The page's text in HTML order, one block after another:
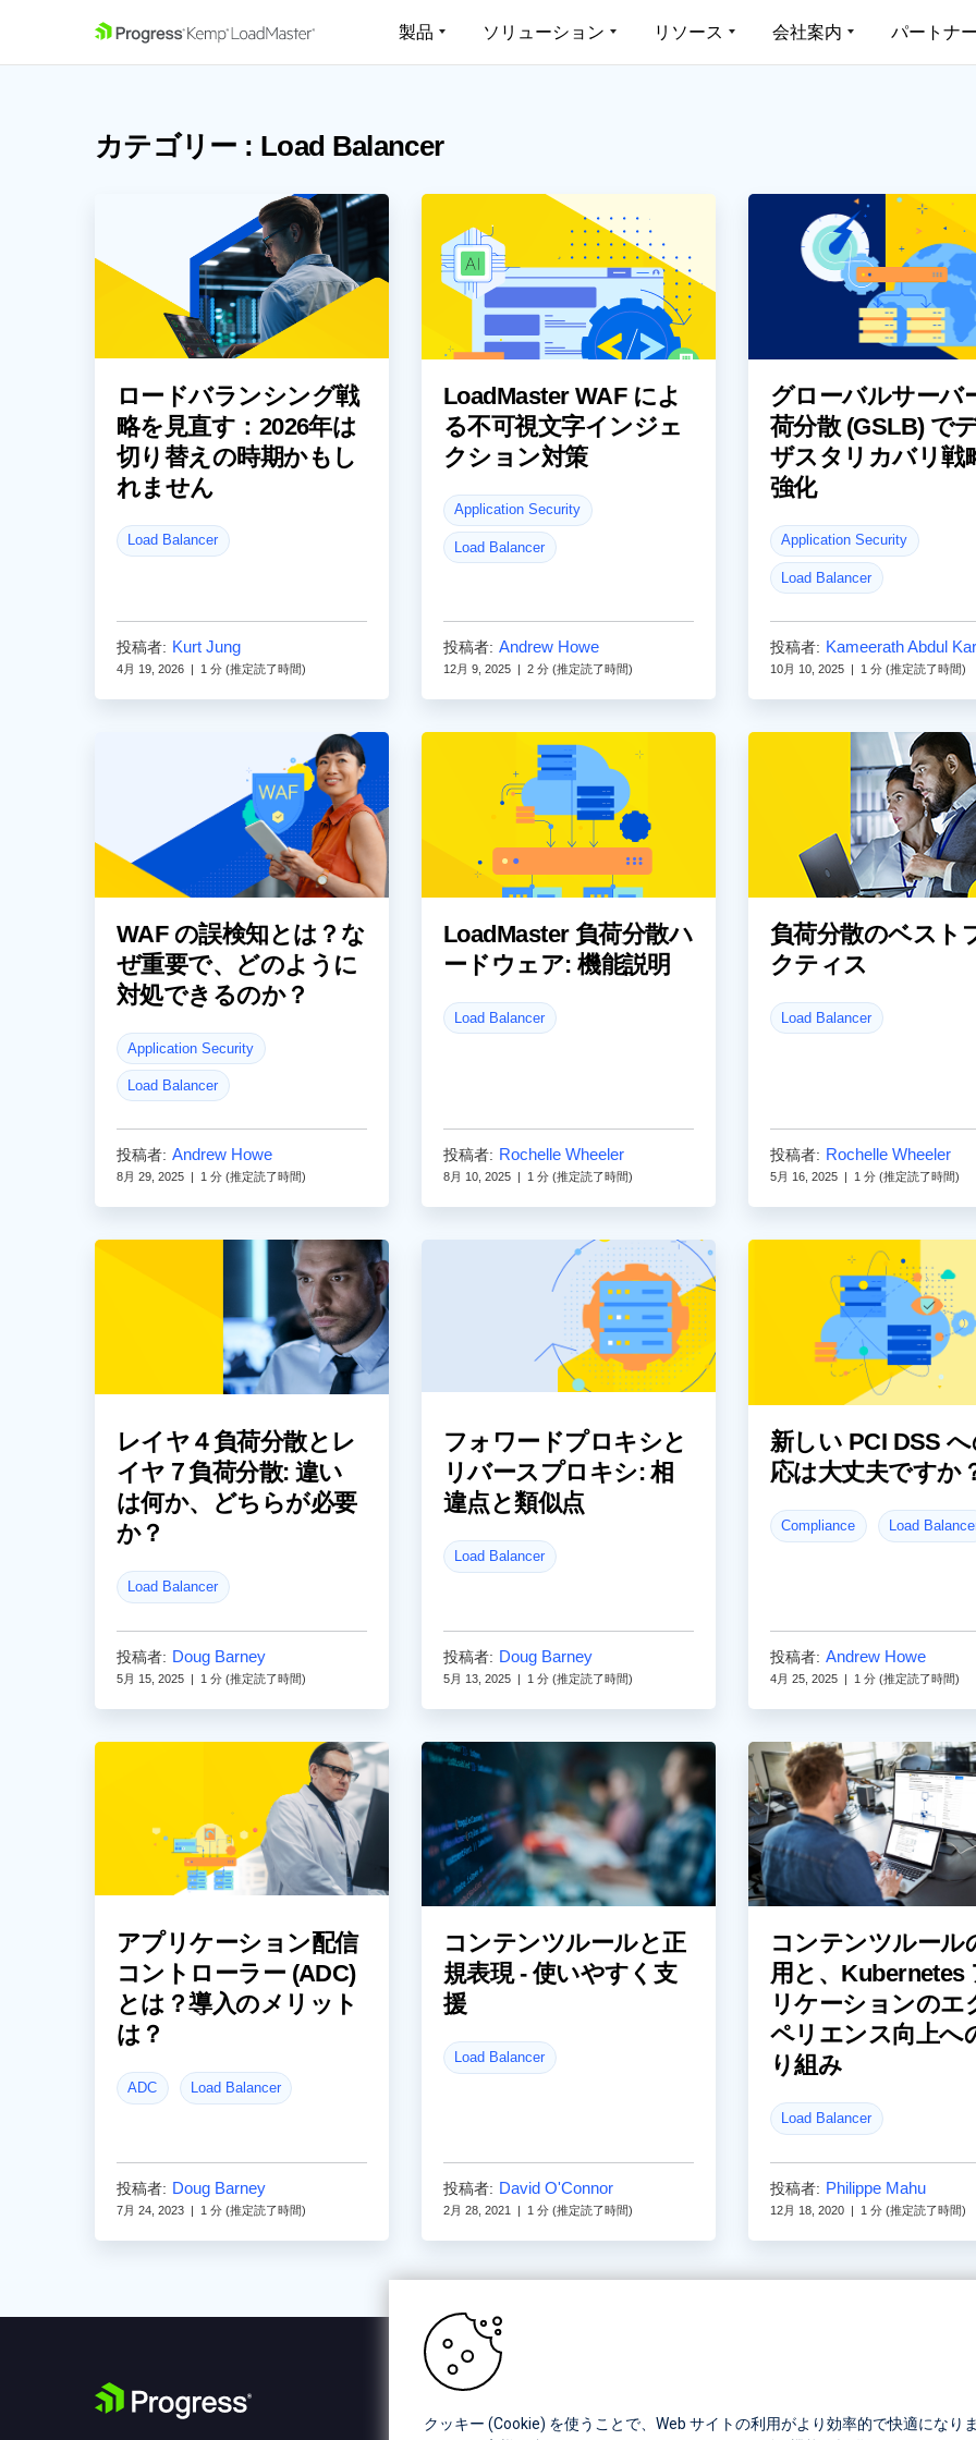
SKIP NAVIGATION 製品
荷分散ハードウェア
仮想 LoadMaster
アプリケーション常時稼働のための仮想環境
向け高性能負荷分散
クラウド LoadMaster
スケーラブルで信頼性の高いクラウドネイテ
ィブの負荷分散ソリューション
LoadMaster のライセ
様々な導入シナリオに
イセンス
LoadMaster
ObjectScale)
Dell ObjectScale ストレ
ソリューション
サポートされるアプリケーション
機能リスト
ライセンスのオプション
ロードバランサーとは？
アルゴリズム
Web アプリケ
グローバルサ
ゼロトラスト
複数クラウド
Kubernetes の
リソース
ホワイトペーパー
日本語マニュアル
ブログ
ウェビナー (英語)
サポート (英語)
Firmware
Templates
ドキュメンテーション (英語)
会社案内 パートナ
カテゴリー : Load Balancer
ロードバランシング戦
略を見直す：2026年は
切り替えの時期かもし
れません
Load Balancer
投稿者: Kurt Jung
4月 19, 2026 1 分 (推定読了時間)
LoadMaster WAF によ
る不可視文字インジェ
クション対策
Application Security
Load Balancer
投稿者: Andrew Howe
12月 9, 2025 2 分 (推定読了時間)
グローバルサーバ
荷分散 (GSLB) で
ザスタリカバリ戦
強化
Application Security
Load Balancer
投稿者: Kameerath Abdul
10月 10, 2025 1 分 (推定読了時間)
WAF の誤検知とは？な
ぜ重要で、どのように
対処できるのか？
Application Security
Load Balancer
投稿者: Andrew Howe
8月 29, 2025 1 分 (推定読了時間)
LoadMaster 負荷分散ハ
ードウェア: 機能説明
Load Balancer
投稿者: Rochelle Wheeler
8月 10, 2025 1 分 (推定読了時間)
負荷分散のベスト
クティス
Load Balancer
投稿者: Rochelle Wheeler
5月 16, 2025 1 分 (推定読了時間)
レイヤ４負荷分散とレ
イヤ７負荷分散: 違い
は何か、どちらが必要
か？
Load Balancer
投稿者: Doug Barney
5月 15, 2025 | 1 分 (推定読了時間)
フォワードプロキシと
リバースプロキシ: 相
違点と類似点
Load Balancer
投稿者: Doug Barney
5月 13, 2025 | 1 分 (推定読了時間)
新しい PCI DSS
応は大丈夫ですか
Compliance Load
投稿者: Andrew Howe
4月 25, 2025 | 1 分 (推定読了時間)
アプリケーション配信
コントローラー (ADC)
とは？導入のメリット
は？
ADC Load Balancer
投稿者: Doug Barney
7月 24, 2023 | 1 分 (推定読了時間)
コンテンツルールと正
規表現 - 使いやすく支
援
Load Balancer
投稿者: David O'Connor
2月 28, 2021 | 1 分 (推定読了時間)
コンテンツルール
用と、Kubernetes
リケーションのエ
ペリエンス向上へ
り組み
Load Balancer
投稿者: Philippe Mahu
12月 18, 2020 | 1 分 (推定読了時間)
クッキー (Cookie) を使うことで、Web サイトの利用がより効率的で快適になり